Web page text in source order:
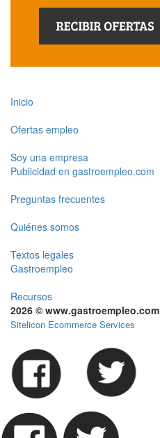
Inicio
Ofertas empleo
Soy una empresa
Publicidad en gastroempleo.com
Preguntas frecuentes
Quiénes somos
Textos legales
Gastroempleo
Recursos
2026 © www.gastroempleo.com
Sitelicon Ecommerce Services